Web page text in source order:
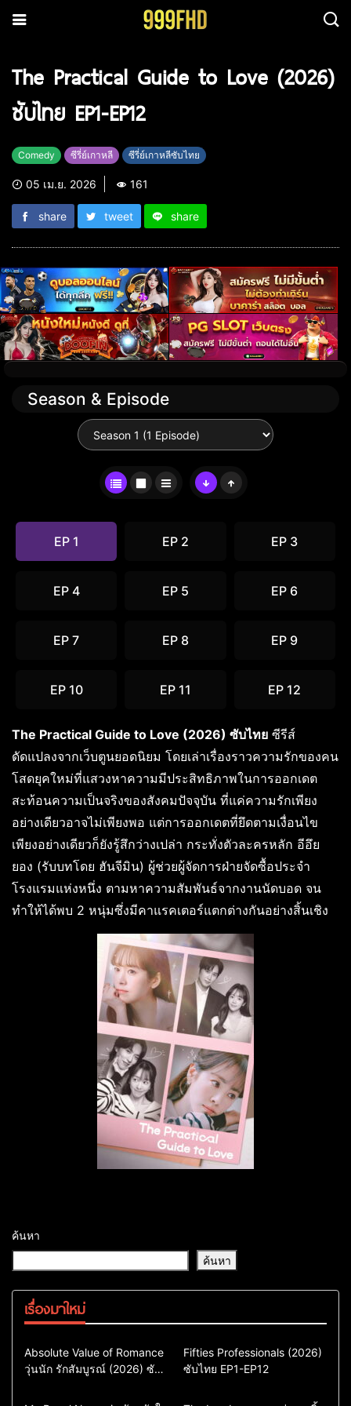
The Practical Guide to Love (2026)
ซับไทย EP1-EP12
Comedy ซีรี่ย์เกาหลี ซีรี่ย์เกาหลีซับไทย
05 เม.ย. 2026 161
share tweet share
Season & Episode
EP 1 EP 2 EP 3
EP 4 EP 5 EP 6
EP 7 EP 8 EP 9
EP 10 EP 11 EP 12
The Practical Guide to Love (2026) ซับไทย ซีรีส์
ดัดแปลงจากเว็บตูนยอดนิยม โดยเล่าเรื่องราวความรักของคน
โสดยุคใหม่ที่แสวงหาความมีประสิทธิภาพในการออกเดต
สะท้อนความเป็นจริงของสังคมปัจจุบัน ที่แค่ความรักเพียง
อย่างเดียวอาจไม่เพียงพอ แต่การออกเดตที่ยึดตามเงื่อนไข
เพียงอย่างเดียวก็ยังรู้สึกว่างเปล่า กระทั่งตัวละครหลัก อีอึย
ยอง (รับบทโดย ฮันจีมิน) ผู้ช่วยผู้จัดการฝ่ายจัดซื้อประจำ
โรงแรมแห่งหนึ่ง ตามหาความสัมพันธ์จากงานนัดบอด จน
ทำให้ได้พบ 2 หนุ่มซึ่งมีคาแรคเตอร์แตกต่างกันอย่างสิ้นเชิง
ค้นหา
ค้นหา
เรื่องมาใหม่
Comedy
Drama
ซีรี่ย์เกาหลี
Absolute Value of Romance
วุ่นนัก รักสัมบูรณ์ (2026) ซับ
Action & Adventure
Comedy
Drama
Fifties Professionals (2026)
ซับไทย EP1-EP12